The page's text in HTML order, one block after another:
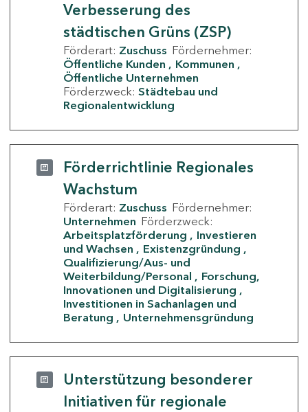
Verbesserung des
städtischen Grüns (ZSP)
Förderart: Zuschuss Fördernehmer:
Öffentliche Kunden
Kommunen
Öffentliche Unternehmen
Förderzweck: Städtebau und
Regionalentwicklung
Förderrichtlinie Regionales
Wachstum
Förderart: Zuschuss Fördernehmer:
Unternehmen Förderzweck:
Arbeitsplatzförderung
Investieren
und Wachsen
Existenzgründung
Qualifizierung/Aus- und
Weiterbildung/Personal
Forschung,
Innovationen und Digitalisierung
Investitionen in Sachanlagen und
Beratung
Unternehmensgründung
Unterstützung besonderer
Initiativen für regionale